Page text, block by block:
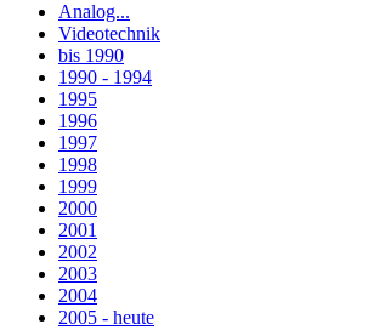
Analog...
Videotechnik
bis 1990
1990 - 1994
1995
1996
1997
1998
1999
2000
2001
2002
2003
2004
2005 - heute